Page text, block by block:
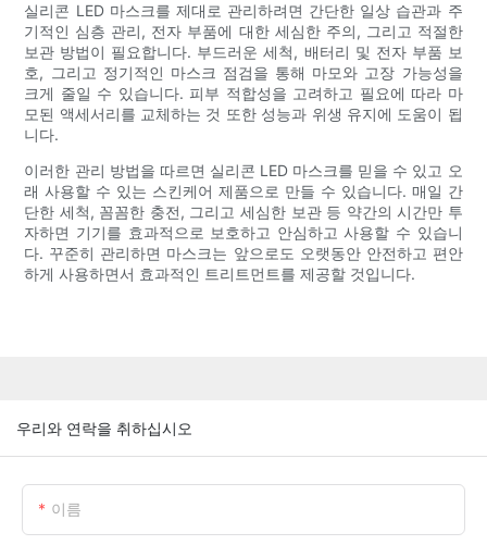
실리콘 LED 마스크를 제대로 관리하려면 간단한 일상 습관과 주
기적인 심층 관리, 전자 부품에 대한 세심한 주의, 그리고 적절한
보관 방법이 필요합니다. 부드러운 세척, 배터리 및 전자 부품 보
호, 그리고 정기적인 마스크 점검을 통해 마모와 고장 가능성을
크게 줄일 수 있습니다. 피부 적합성을 고려하고 필요에 따라 마
모된 액세서리를 교체하는 것 또한 성능과 위생 유지에 도움이 됩
니다.
이러한 관리 방법을 따르면 실리콘 LED 마스크를 믿을 수 있고 오
래 사용할 수 있는 스킨케어 제품으로 만들 수 있습니다. 매일 간
단한 세척, 꼼꼼한 충전, 그리고 세심한 보관 등 약간의 시간만 투
자하면 기기를 효과적으로 보호하고 안심하고 사용할 수 있습니
다. 꾸준히 관리하면 마스크는 앞으로도 오랫동안 안전하고 편안
하게 사용하면서 효과적인 트리트먼트를 제공할 것입니다.
우리와 연락을 취하십시오
이름